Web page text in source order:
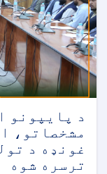
د پایپونو
مشخصاتو،
غونډه د
ترسره شوه